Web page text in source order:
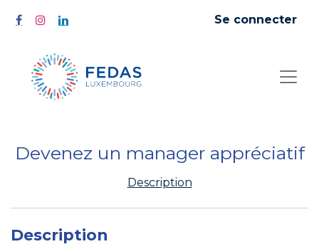
Se connecter
Devenez un manager appréciatif
Description
Description